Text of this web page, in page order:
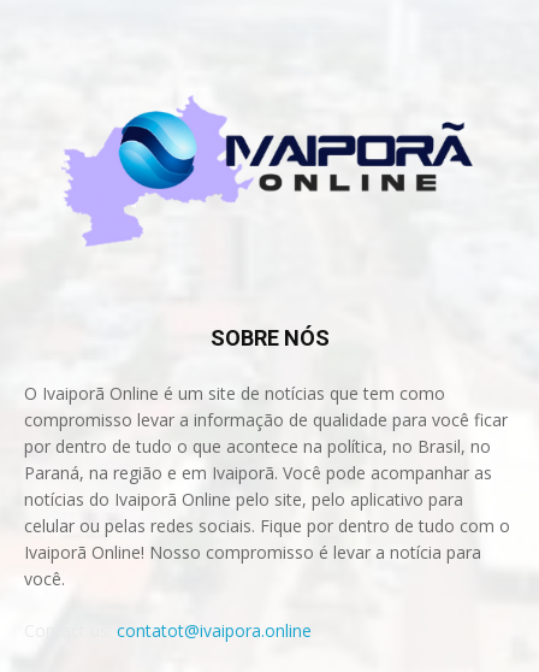
SOBRE NÓS
O Ivaiporã Online é um site de notícias que tem como
compromisso levar a informação de qualidade para você ficar
por dentro de tudo o que acontece na política, no Brasil, no
Paraná, na região e em Ivaiporã. Você pode acompanhar as
notícias do Ivaiporã Online pelo site, pelo aplicativo para
celular ou pelas redes sociais. Fique por dentro de tudo com o
Ivaiporã Online! Nosso compromisso é levar a notícia para
você.
contatot@ivaipora.online